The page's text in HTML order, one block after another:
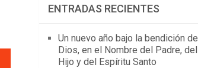
ENTRADAS RECIENTES
Un nuevo año bajo la bendición de
Dios, en el Nombre del Padre, del
Hijo y del Espíritu Santo